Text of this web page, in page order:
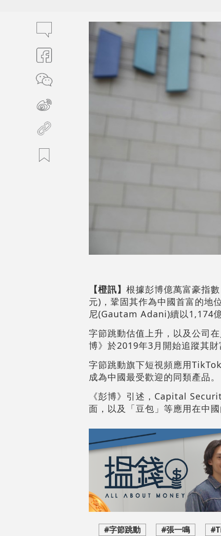
【橙訊】 根據彭博億萬富豪指
元)，鞏固其作為中國首富的
尼(Gautam Adani)續以1,174
字節跳動估值上升，以及公司
博》於2019年3月開始追蹤其
字節跳動旗下短視頻應用
成為中國最受歡迎的同類產品。
《彭博》引述，Capital
面，以及「豆包」等應用在中
#字節跳動 #張一鳴